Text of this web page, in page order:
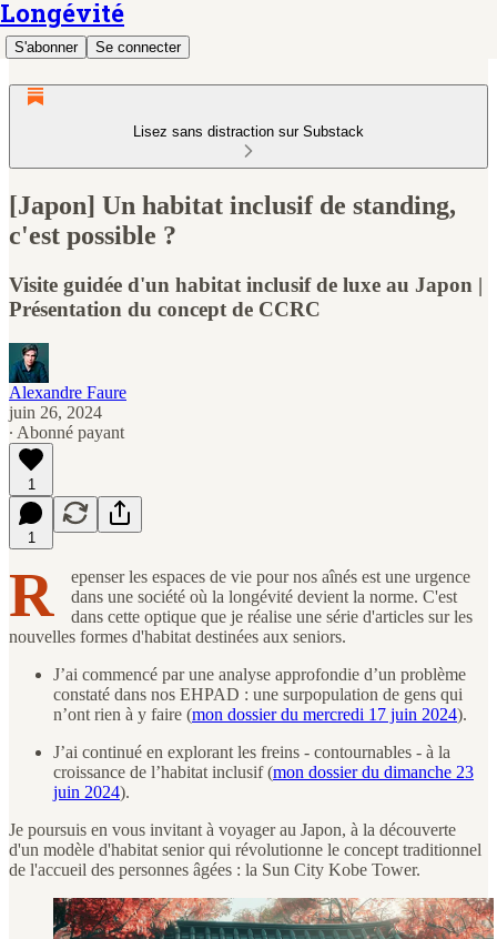
Longévité
S'abonner Se connecter
Lisez sans distraction sur Substack
[Japon] Un habitat inclusif de standing,
c'est possible ?
Visite guidée d'un habitat inclusif de luxe au Japon |
Présentation du concept de CCRC
Alexandre Faure
juin 26, 2024
∙ Abonné payant
1
1
R
epenser les espaces de vie pour nos aînés est une urgence
dans une société où la longévité devient la norme. C'est
dans cette optique que je réalise une série d'articles sur les
nouvelles formes d'habitat destinées aux seniors.
J’ai commencé par une analyse approfondie d’un problème
constaté dans nos EHPAD : une surpopulation de gens qui
n’ont rien à y faire (mon dossier du mercredi 17 juin 2024).
J’ai continué en explorant les freins - contournables - à la
croissance de l’habitat inclusif (mon dossier du dimanche 23
juin 2024).
Je poursuis en vous invitant à voyager au Japon, à la découverte
d'un modèle d'habitat senior qui révolutionne le concept traditionnel
de l'accueil des personnes âgées : la Sun City Kobe Tower.